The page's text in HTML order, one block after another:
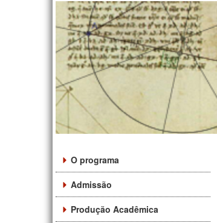
O programa
Admissão
Produção Acadêmica